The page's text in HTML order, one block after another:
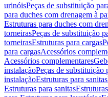
urinóisPeças de substituição
para duches com drenagem à
Estruturas para duches com
torneirasPeças de substituição
torneirasEstruturas para cargas
para cargasAcessórios
Acessórios complementares
instalaçãoPeças de substituição
instalaçãoEstruturas para sanitas
Estruturas para sanitas